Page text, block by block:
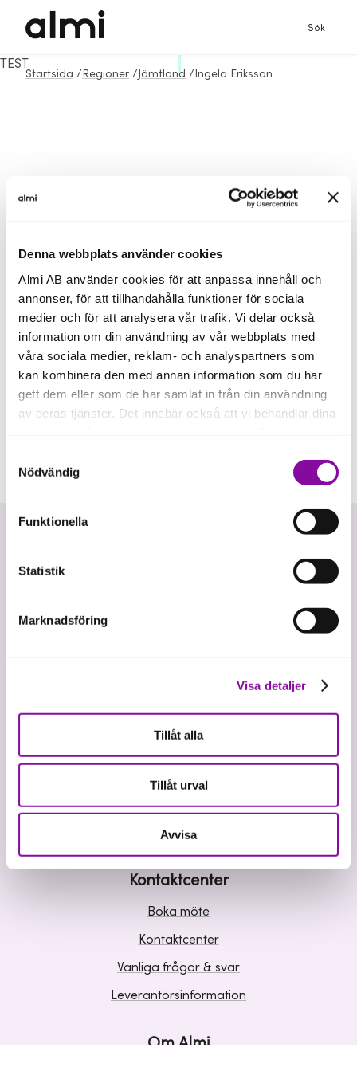
Denna webbplats använder cookies
Almi AB använder cookies för att anpassa innehåll och
annonser, för att tillhandahålla funktioner för sociala
medier och för att analysera vår trafik. Vi delar också
information om din användning av vår webbplats med
våra sociala medier, reklam- och analyspartners som
kan kombinera den med annan information som du har
gett dem eller som de har samlat in från din användning
av deras tjänster. Det innebär också att vi behandlar dina
Om du klickar på avvisa kommer användning av kakor
eller delning av information enligt ovan, inte att ske,
förutom för kakor som är nödvändiga för att hemsidan
ska fungera se mer under inställningar.
Nödvändig
Funktionella
Statistik
Marknadsföring
Visa detaljer
Tillåt alla
Tillåt urval
Avvisa
Sök
Startsida / Regioner / Jämtland / Ingela Eriksson
TEST
Våra tjänster
Riskkapital
Affärsutveckling
Kunskap och inspiration
Kontaktcenter
Boka möte
Kontaktcenter
Vanliga frågor & svar
Leverantörsinformation
Om Almi